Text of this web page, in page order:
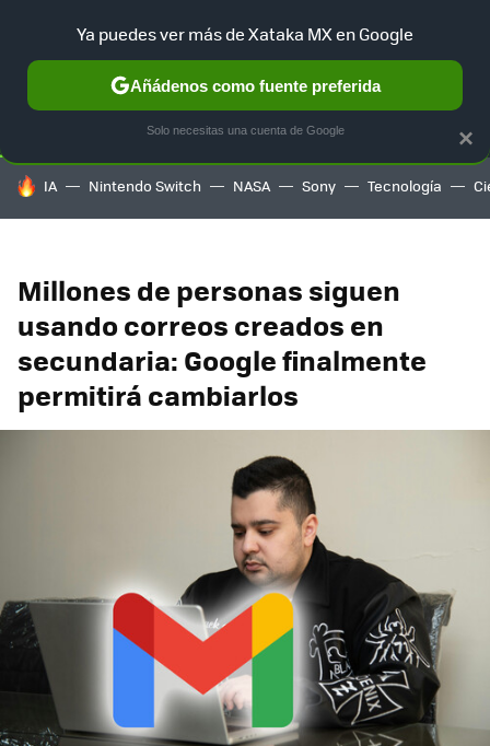
SELECCIÓN GAMING HOME AUTO TERRITORIO
HOY SE HABLA DE
IA Nintendo Switch NASA Sony Tecnología
Millones de personas siguen
usando correos creados en
secundaria: Google finalmente
permitirá cambiarlos
×
Ya puedes ver más de Xataka MX en Google
Añádenos como fuente preferida
Solo necesitas una cuenta de Google